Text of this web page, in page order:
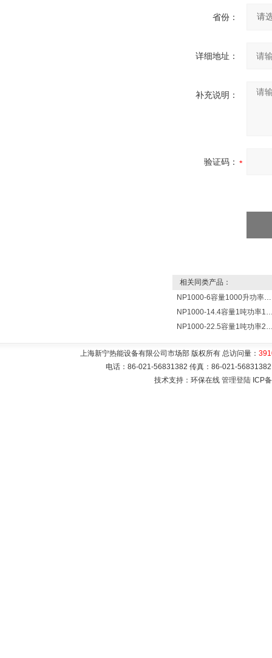
省份：
详细地址：
补充说明：
验证码：
相关同类产品：
NP1000-6容量1000升功率6000瓦新宁电热水器 热水锅炉
NP1000-14.4容量1吨功率14400瓦蓄
NP1000-22.5容量1吨功率22500瓦储
上海新宁热能设备有限公司市场部 版权所有 总访问量：
电话：86-021-56831382 传真：86-021-
技术支持：环保在线 管理登陆 ICP